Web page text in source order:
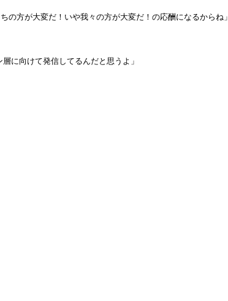
の方が大変だ！いや我々の方が大変だ！の応酬になるからね」
に向けて発信してるんだと思うよ」